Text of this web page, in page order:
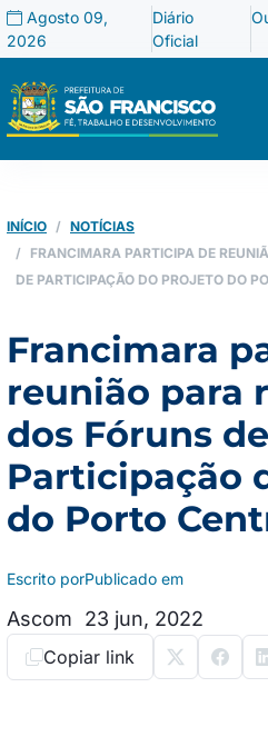
Agosto 09,
2026
Diário
Oficial
INÍCIO
NOTÍCIAS
FRANCIMARA PARTICIPA DE
DE PARTICIPAÇÃO DO PROJETO DO
Francimara
reunião para
dos Fóruns de
Participação
do Porto
Escrito por
Ascom
Publicado em
23 jun, 2022
Copiar link